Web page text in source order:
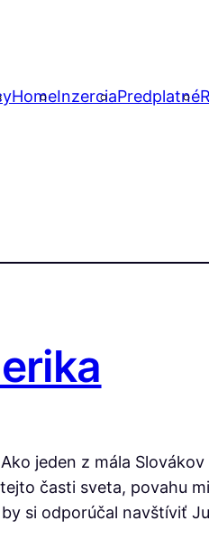
HomeInzerciaPredplatné
jeden z mála
časti sveta, povahu
si odporúčal navštíviť